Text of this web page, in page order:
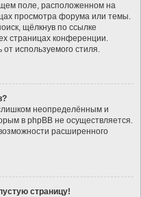
поле, расположенном на
просмотра форума или темы.
щёлкнув по ссылке
страницах конференции.
используемого стиля.
неопределённым и
в phpBB не осуществляется.
расширенного
страницу!